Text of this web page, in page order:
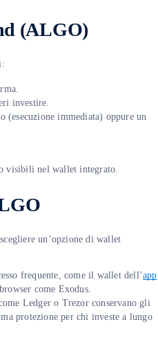
(ALGO)
investire.
(esecuzione immediata) oppure un
visibili nel wallet integrato.
un’opzione di wallet
frequente, come il wallet dell’app
come Exodus.
Ledger o Trezor conservano gli
protezione per chi investe a lungo